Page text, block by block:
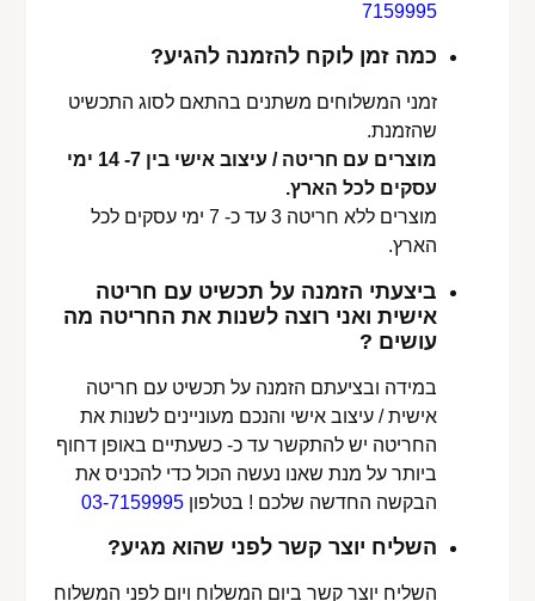
7159995
כמה זמן לוקח להזמנה להגיע?
זמני המשלוחים משתנים בהתאם לסוג התכשיט
שהזמנת.
מוצרים עם חריטה / עיצוב אישי בין 7- 14 ימי
עסקים לכל הארץ.
מוצרים ללא חריטה 3 עד כ- 7 ימי עסקים לכל
הארץ.
ביצעתי הזמנה על תכשיט עם חריטה
אישית ואני רוצה לשנות את החריטה מה
עושים ?
במידה ובציעתם הזמנה על תכשיט עם חריטה
אישית / עיצוב אישי והנכם מעוניינים לשנות את
החריטה יש להתקשר עד כ- כשעתיים באופן דחוף
ביותר על מנת שאנו נעשה הכול כדי להכניס את
הבקשה החדשה שלכם ! בטלפון03-7159995
השליח יוצר קשר לפני שהוא מגיע?
השליח יוצר קשר ביום המשלוח ויום לפני המשלוח